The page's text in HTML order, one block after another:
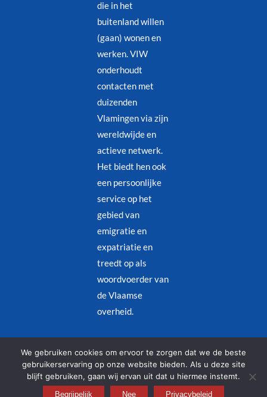
die in het
buitenland willen
(gaan) wonen en
werken. VIW
onderhoudt
contacten met
duizenden
Vlamingen via zijn
wereldwijde en
actieve netwerk.
Het biedt hen ook
een persoonlijke
service op het
gebied van
emigratie en
expatriatie en
treedt op als
woordvoerder van
de Vlaamse
overheid.
Juridische kennisgeving–Privacybeleid
© Copyright 2026 – Alle rechten voorbehouden | Designed by
We gebruiken cookies om ervoor te zorgen dat we de beste
gebruikerservaring op onze website bieden. Als u deze site
blijft gebruiken, gaan wij ervan uit dat u hiermee instemt.
Begrijpelijk Nee Privacybeleid